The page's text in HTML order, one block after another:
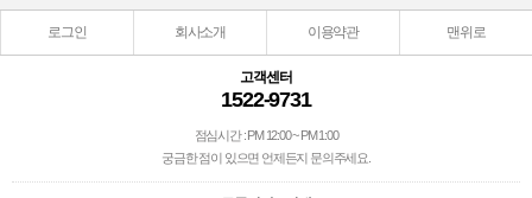
로그인 회사소개 이용약관 맨위로
고객센터
1522-9731
점심시간 : PM 12:00 ~ PM 1:00
궁금한 점이 있으면 언제든지 문의주세요.